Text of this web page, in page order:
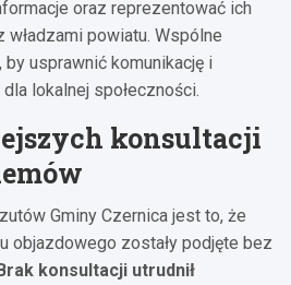
oraz reprezentować ich
powiatu. Wspólne
usprawnić komunikację i
lokalnej społeczności.
konsultacji
Gminy Czernica jest to, że
objazdowego zostały podjęte bez
konsultacji utrudnił